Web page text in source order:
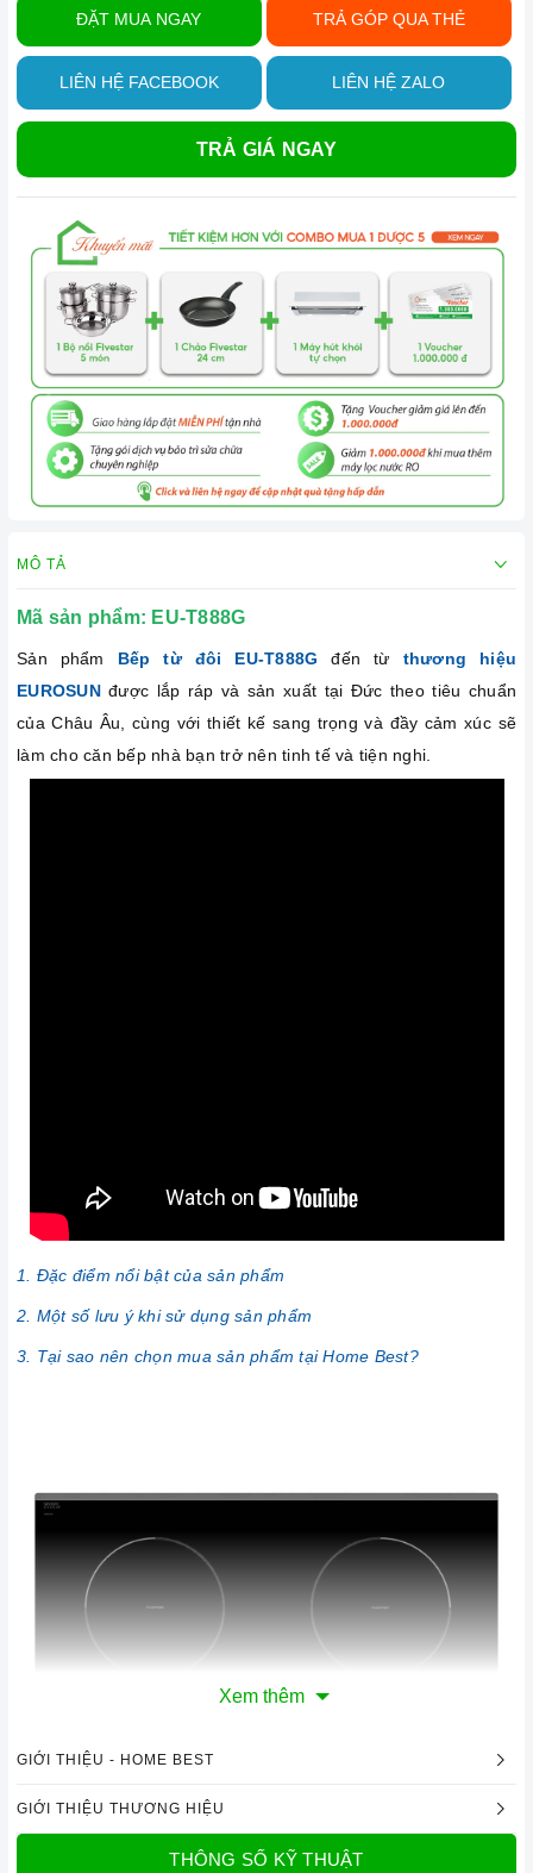
ĐẶT MUA NGAY TRẢ GÓP QUA THẺ
LIÊN HỆ FACEBOOK LIÊN HỆ ZALO
TRẢ GIÁ NGAY
MÔ TẢ
Mã sản phẩm: EU-T888G
Sản phẩm Bếp từ đôi EU-T888G đến từ thương hiệu
EUROSUNđược lắp ráp và sản xuất tại Đức theo tiêu chuẩn
của Châu Âu, cùng với thiết kế sang trọng và đầy cảm xúc sẽ
làm cho căn bếp nhà bạn trở nên tinh tế và tiện nghi.
1. Đặc điểm nổi bật của sản phẩm
2. Một số lưu ý khi sử dụng sản phẩm
3. Tại sao nên chọn mua sản phẩm tại Home Best?
Xem thêm
GIỚI THIỆU - HOME BEST
GIỚI THIỆU THƯƠNG HIỆU
THÔNG SỐ KỸ THUẬT